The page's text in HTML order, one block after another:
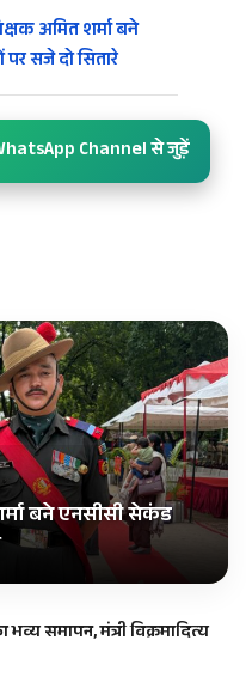
अमित शर्मा बने
सजे दो सितारे
Channel से जुड़ें
बने एनसीसी सेकंड
समापन, मंत्री विक्रमादित्य